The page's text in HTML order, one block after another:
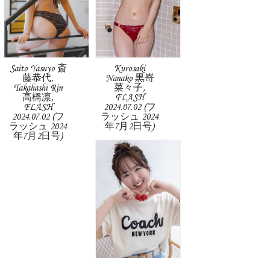
Saito Yasuyo 斎
藤恭代,
Takahashi Rin
高橋凛,
FLASH
2024.07.02 (フ
ラッシュ 2024
年7月2日号)
Kurosaki
Nanako 黒嵜
菜々子,
FLASH
2024.07.02 (フ
ラッシュ 2024
年7月2日号)